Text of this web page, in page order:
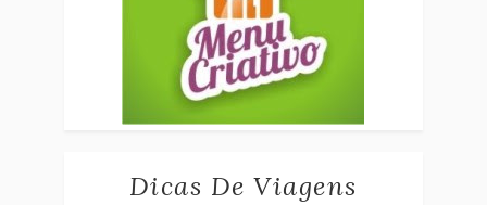
Dicas De Viagens